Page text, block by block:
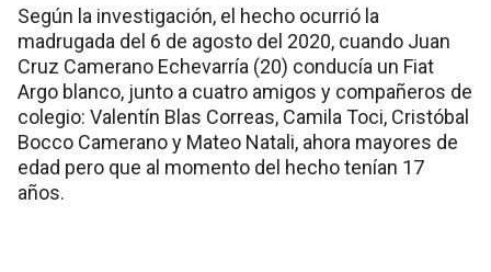
Según la investigación, el hecho ocurrió la
madrugada del 6 de agosto del 2020, cuando Juan
Cruz Camerano Echevarría (20) conducía un Fiat
Argo blanco, junto a cuatro amigos y compañeros de
colegio: Valentín Blas Correas, Camila Toci, Cristóbal
Bocco Camerano y Mateo Natali, ahora mayores de
edad pero que al momento del hecho tenían 17
años.